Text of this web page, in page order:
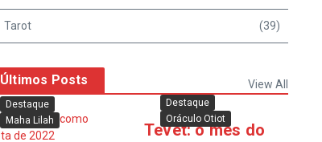
Tarot (39)
Últimos Posts View All
Destaque
Maha Lilah
Destaque
Oráculo Otiot
Tevet: o mês do